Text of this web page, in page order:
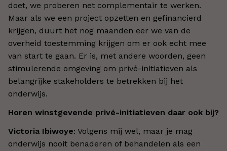
doet, we proberen net complementair te werken.
Maar als we een project opzetten en gefinancierd
krijgen, duurt het nog maanden eer we van de
overheid toestemming krijgen om er ook echt mee
van start te gaan. Er is, met andere woorden, geen
stimulerende omgeving om privé-initiatieven als
belangrijke stakeholders te betrekken bij het
onderwijs.
Horen winstgevende privé-initiatieven daar ook bij?
Victoria Ibiwoye: Volgens mij wel, maar je mag
onderwijs nooit benaderen of behandelen als een